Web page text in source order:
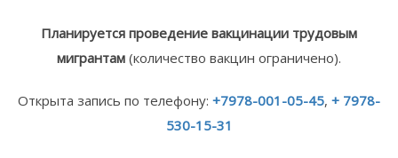
Планируется проведение вакцинации трудовым
мигрантам (количество вакцин ограничено).
Открыта запись по телефону: +7978-001-05-45, + 7978-
530-15-31